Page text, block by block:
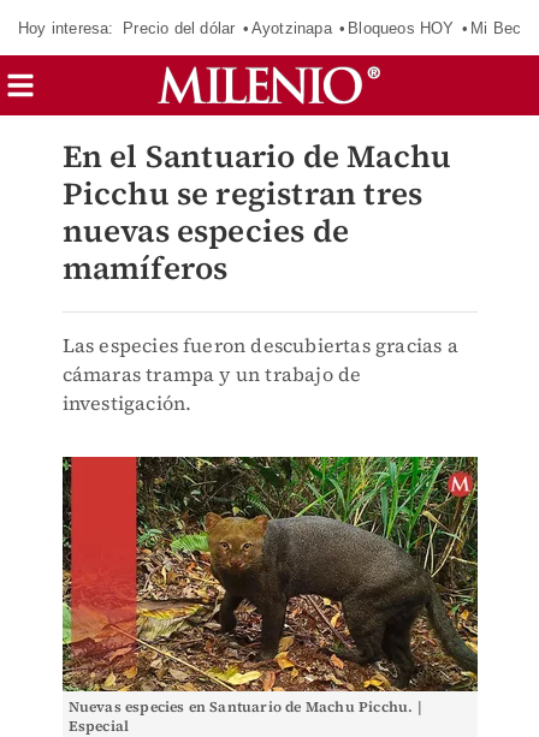
Hoy interesa: Precio del dólar Ayotzinapa Bloqueos HOY Mi Beca
En el Santuario de Machu
Picchu se registran tres
nuevas especies de
mamíferos
Las especies fueron descubiertas gracias a
cámaras trampa y un trabajo de
investigación.
Nuevas especies en Santuario de Machu Picchu. |
Especial